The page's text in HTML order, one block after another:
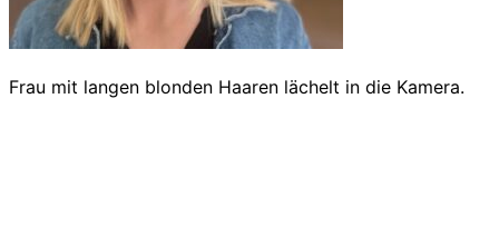
Frau mit langen blonden Haaren lächelt in die Kamera.